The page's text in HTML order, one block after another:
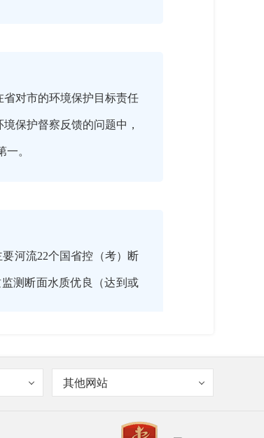
对市的环境保护目标责任
保护督察反馈的问题中，
。
河流22个国省控（考）断
测断面水质优良（达到或
其他网站